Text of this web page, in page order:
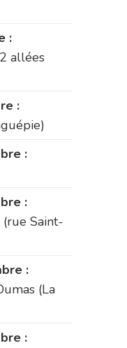
:
allées
:
:
:
Saint-
:
(La
: